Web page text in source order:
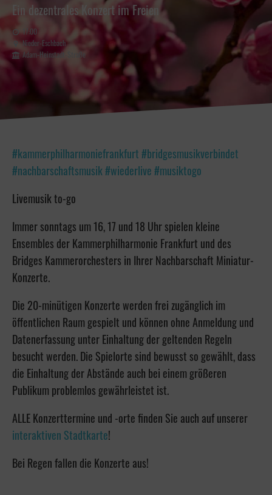
Ein dezentrales Konzert im Freien
17:00
Nieder-Eschbach
Adam-Heinstadt-Straße
#kammerphilharmoniefrankfurt #bridgesmusikverbindet
#nachbarschaftsmusik #wiederlive #musiktogo
Livemusik to-go
Immer sonntags um 16, 17 und 18 Uhr spielen kleine
Ensembles der Kammerphilharmonie Frankfurt und des
Bridges Kammerorchesters in Ihrer Nachbarschaft Miniatur-
Konzerte.
Die 20-minütigen Konzerte werden frei zugänglich im
öffentlichen Raum gespielt und können ohne Anmeldung und
Datenerfassung unter Einhaltung der geltenden Regeln
besucht werden. Die Spielorte sind bewusst so gewählt, dass
die Einhaltung der Abstände auch bei einem größeren
Publikum problemlos gewährleistet ist.
ALLE Konzerttermine und -orte finden Sie auch auf unserer
interaktiven Stadtkarte!
Bei Regen fallen die Konzerte aus!